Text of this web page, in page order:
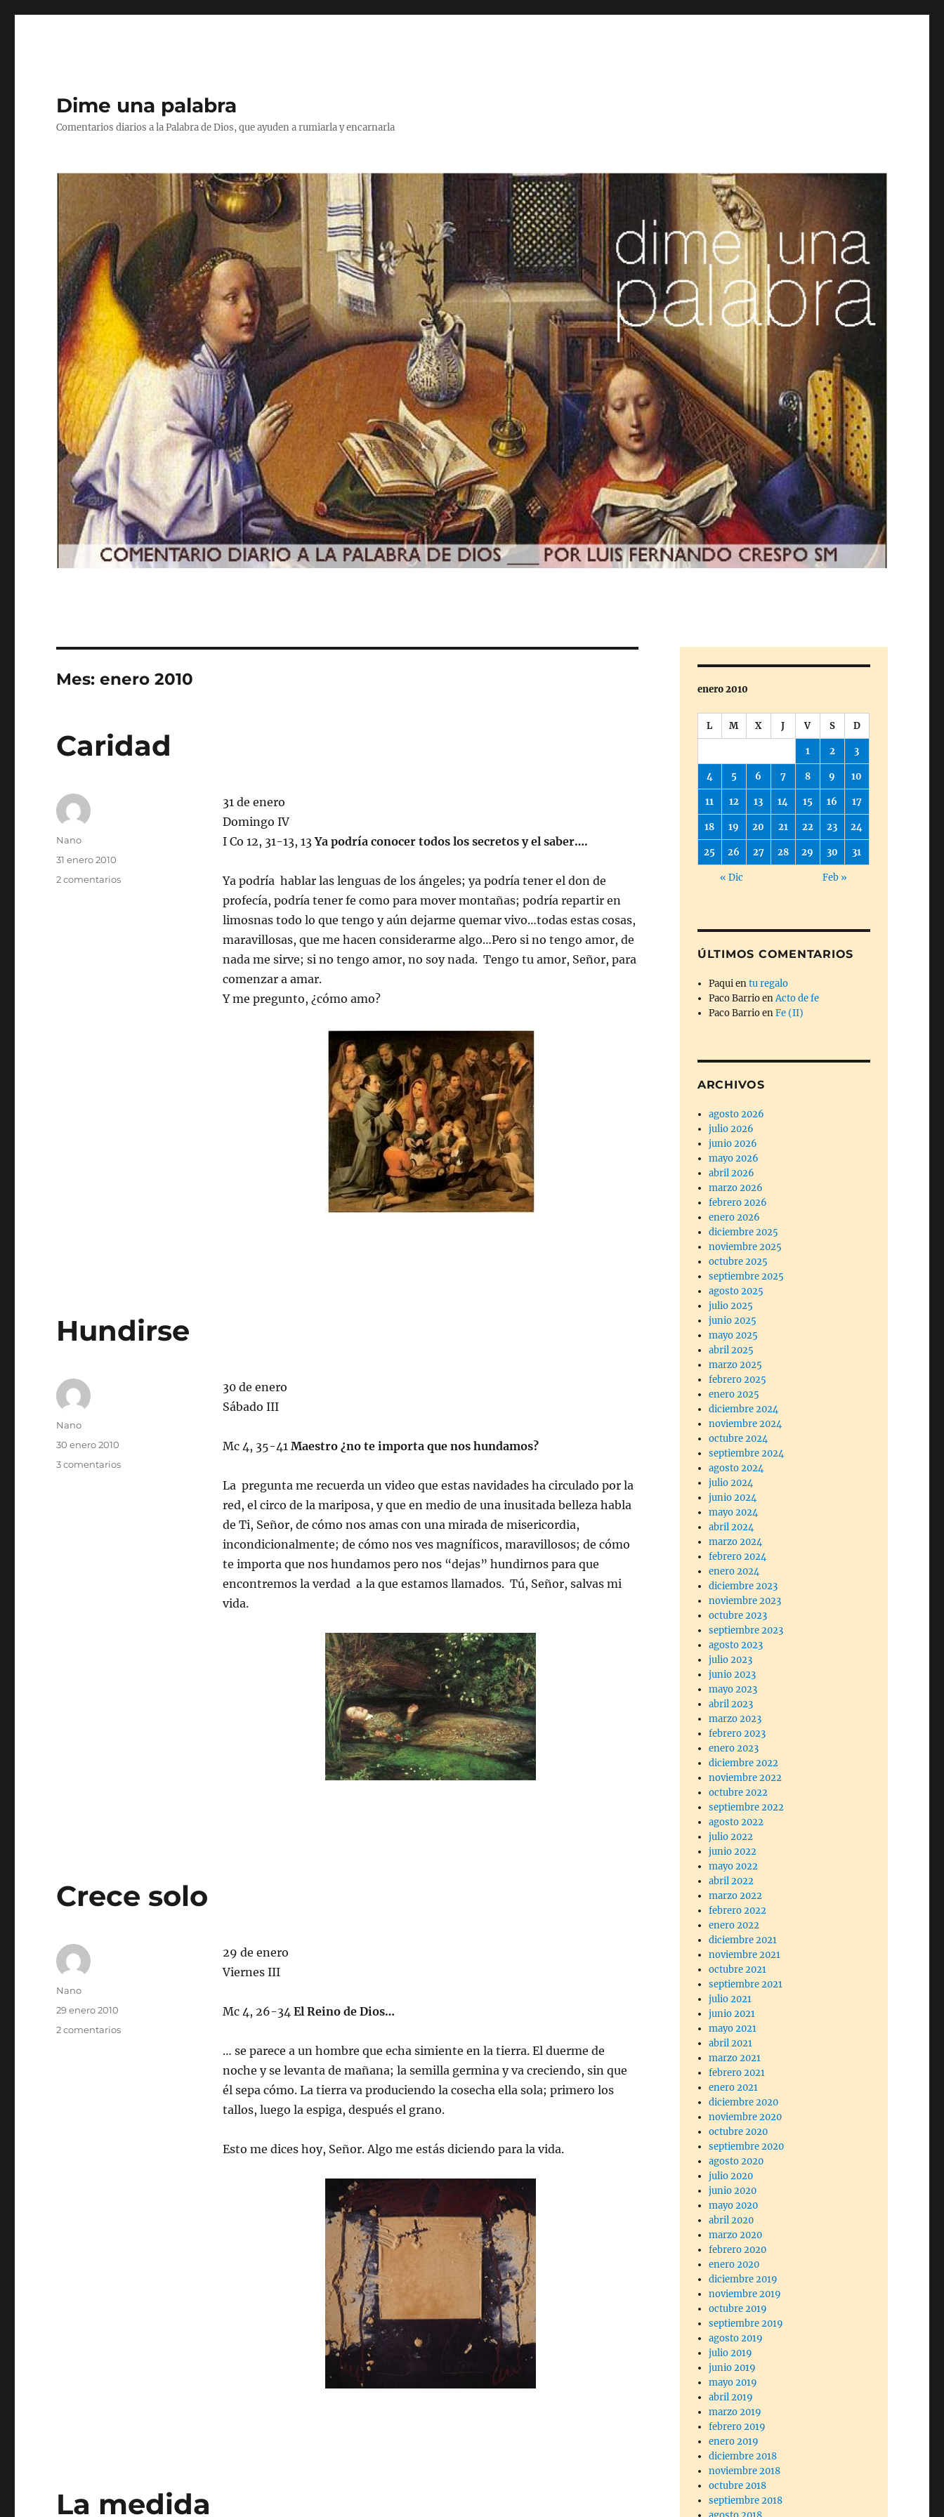
Dime una palabra
Comentarios diarios a la Palabra de Dios, que ayuden a rumiarla y encarnarla
Mes:enero 2010
Caridad
31 de enero
Domingo IV
I Co 12, 31-13, 13Ya podría conocer todos los secretos y el saber….
Ya podría hablar las lenguas de los ángeles; ya podría tener el don de
profecía, podría tener fe como para mover montañas; podría repartir en
limosnas todo lo que tengo y aún dejarme quemar vivo…todas estas cosas,
maravillosas, que me hacen considerarme algo…Pero si no tengo amor, de
nada me sirve; si no tengo amor, no soy nada. Tengo tu amor, Señor, para
comenzar a amar.
Y me pregunto, ¿cómo amo?
Autor
Nano
Publicado
31 enero 2010
2 comentariosen
Hundirse
30 de enero
Sábado III
Mc 4, 35-41 Maestro ¿no te importa que nos hundamos?
La pregunta me recuerda un video que estas navidades ha circulado por la
red, el circo de la mariposa, y que en medio de una inusitada belleza habla
de Ti, Señor, de cómo nos amas con una mirada de misericordia,
incondicionalmente; de cómo nos ves magníficos, maravillosos; de cómo
te importa que nos hundamos pero nos “dejas” hundirnos para que
encontremos la verdad a la que estamos llamados. Tú, Señor, salvas mi
vida.
Autor
Nano
Publicado
30 enero 2010
3 comentariosen
Crece solo
29 de enero
Viernes III
Mc 4, 26-34 El Reino de Dios…
… se parece a un hombre que echa simiente en la tierra. El duerme de
noche y se levanta de mañana; la semilla germina y va creciendo, sin que
él sepa cómo. La tierra va produciendo la cosecha ella sola; primero los
tallos, luego la espiga, después el grano.
Esto me dices hoy, Señor. Algo me estás diciendo para la vida.
Autor
Nano
Publicado
29 enero 2010
2 comentariosen
La medida
enero 2010
L M X J V S D
1 2 3
4 5 6 7 8 9 10
11 12 13 14 15 16 17
18 19 20 21 22 23 24
25 26 27 28 29 30 31
« Dic Feb »
ÚLTIMOS COMENTARIOS
Paquientu regalo
Paco BarrioenActo de fe
Paco BarrioenFe (II)
ARCHIVOS
agosto 2026
julio 2026
junio 2026
mayo 2026
abril 2026
marzo 2026
febrero 2026
enero 2026
diciembre 2025
noviembre 2025
octubre 2025
septiembre 2025
agosto 2025
julio 2025
junio 2025
mayo 2025
abril 2025
marzo 2025
febrero 2025
enero 2025
diciembre 2024
noviembre 2024
octubre 2024
septiembre 2024
agosto 2024
julio 2024
junio 2024
mayo 2024
abril 2024
marzo 2024
febrero 2024
enero 2024
diciembre 2023
noviembre 2023
octubre 2023
septiembre 2023
agosto 2023
julio 2023
junio 2023
mayo 2023
abril 2023
marzo 2023
febrero 2023
enero 2023
diciembre 2022
noviembre 2022
octubre 2022
septiembre 2022
agosto 2022
julio 2022
junio 2022
mayo 2022
abril 2022
marzo 2022
febrero 2022
enero 2022
diciembre 2021
noviembre 2021
octubre 2021
septiembre 2021
julio 2021
junio 2021
mayo 2021
abril 2021
marzo 2021
febrero 2021
enero 2021
diciembre 2020
noviembre 2020
octubre 2020
septiembre 2020
agosto 2020
julio 2020
junio 2020
mayo 2020
abril 2020
marzo 2020
febrero 2020
enero 2020
diciembre 2019
noviembre 2019
octubre 2019
septiembre 2019
agosto 2019
julio 2019
junio 2019
mayo 2019
abril 2019
marzo 2019
febrero 2019
enero 2019
diciembre 2018
noviembre 2018
octubre 2018
septiembre 2018